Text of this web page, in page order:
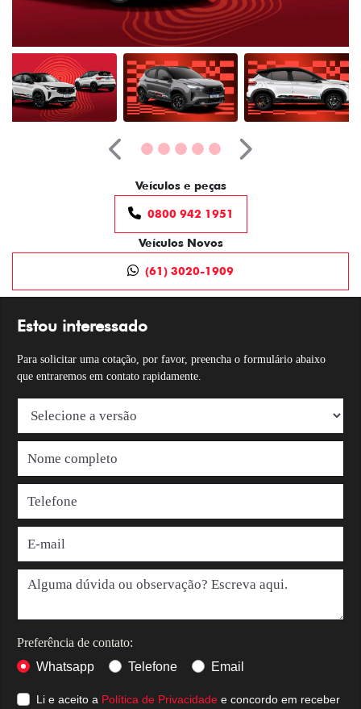
Estou interessado
Para solicitar uma cotação, por favor, preencha o formulário abaixo
que entraremos em contato rapidamente.
Preferência de contato:
Whatsapp
Telefone Email
Li e aceito a Política de Privacidade e concordo em receber
Anterior Próximo
Veículos e peças
0800 942 1951
Veículos Novos
(61) 3020-1909